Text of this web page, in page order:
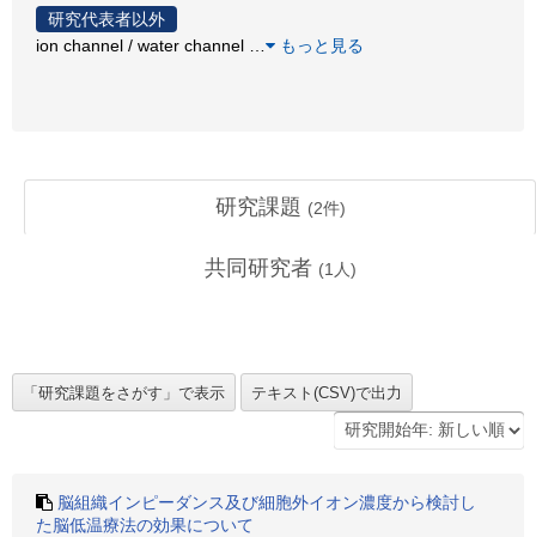
研究代表者以外
ion channel / water channel
もっと見る
研究課題 (2件)
共同研究者 (1 人)
脳組織インピーダンス及び細胞外イオン濃度から検討し
た脳低温療法の効果について